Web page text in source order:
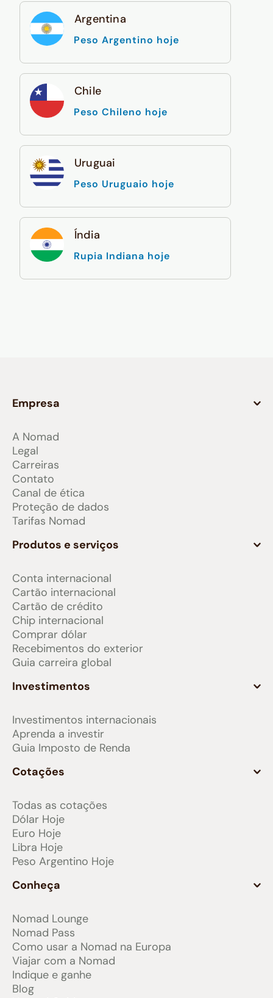
Argentina
Peso Argentino hoje
Chile
Peso Chileno hoje
Uruguai
Peso Uruguaio hoje
Índia
Rupia Indiana hoje
Empresa
A Nomad
Legal
Carreiras
Contato
Canal de ética
Proteção de dados
Tarifas Nomad
Produtos e serviços
Conta internacional
Cartão internacional
Cartão de crédito
Chip internacional
Comprar dólar
Recebimentos do exterior
Guia carreira global
Investimentos
Investimentos internacionais
Aprenda a investir
Guia Imposto de Renda
Cotações
Todas as cotações
Dólar Hoje
Euro Hoje
Libra Hoje
Peso Argentino Hoje
Conheça
Nomad Lounge
Nomad Pass
Como usar a Nomad na Europa
Viajar com a Nomad
Indique e ganhe
Blog